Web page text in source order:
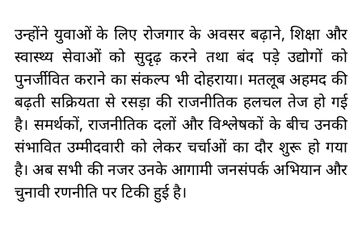
उन्होंने युवाओं के लिए रोजगार के अवसर बढ़ाने, शिक्षा और
स्वास्थ्य सेवाओं को सुदृढ़ करने तथा बंद पड़े उद्योगों को
पुनर्जीवित कराने का संकल्प भी दोहराया। मतलूब अहमद की
बढ़ती सक्रियता से रसड़ा की राजनीतिक हलचल तेज हो गई
है। समर्थकों, राजनीतिक दलों और विश्लेषकों के बीच उनकी
संभावित उम्मीदवारी को लेकर चर्चाओं का दौर शुरू हो गया
है। अब सभी की नजर उनके आगामी जनसंपर्क अभियान और
चुनावी रणनीति पर टिकी हुई है।